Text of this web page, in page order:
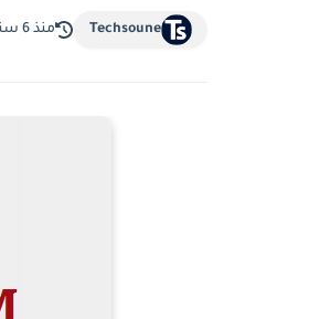
Techsoune منذ 6 سنة